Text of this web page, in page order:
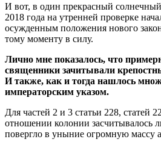
И вот, в один прекрасный
2018 года на утренней проверке
осужденным положения нового
тому моменту в силу.
Лично мне показалось, что
священники зачитывали
И также, как и тогда нашлось
императорским указом.
Для частей 2 и 3 статьи 228,
отношении колонии засчитывалось
повергло в уныние огромную массу